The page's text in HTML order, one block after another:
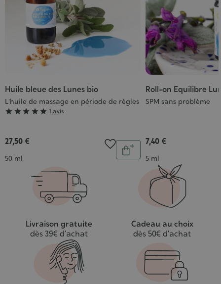
Huile bleue des Lunes bio
L'huile de massage en période de règles
Grade
5/5
     1 avis
27,50 €
Contenance
50 ml
Quantité
Ajouter
panier
Roll-on Equilibre
SPM sans problème
7,40 €
Contenance
5 ml
Livraison gratuite
dès 39€ d’achat
Cadeau au choix
dès 50€ d’achat